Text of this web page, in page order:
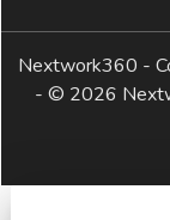
Nextwork360 -
- © 2026